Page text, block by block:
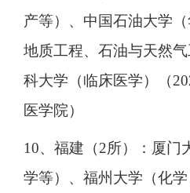
产等）、中国石油大学
地质工程、石油与天然
科大学（临床医学）（
医学院）
10、福建（2所）：厦门
学等）、福州大学（化学